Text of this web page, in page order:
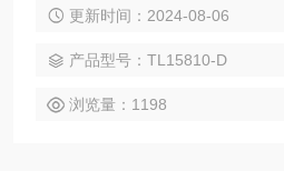
更新时间：2024-08-06
产品型号：TL15810-D
浏览量：1198